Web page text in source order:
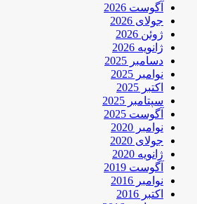
آگوست 2026
جولای 2026
ژوئن 2026
ژانویه 2026
دسامبر 2025
نوامبر 2025
اکتبر 2025
سپتامبر 2025
آگوست 2025
نوامبر 2020
جولای 2020
ژانویه 2020
آگوست 2019
نوامبر 2016
اکتبر 2016